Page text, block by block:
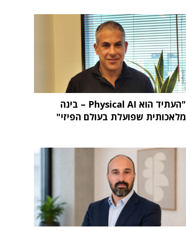
"העתיד הוא Physical AI – בינה
מלאכותית שפועלת בעולם הפיזי"